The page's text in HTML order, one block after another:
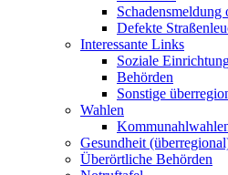
Schadensmeldung
Defekte
Interessante Links
Soziale
Behörden
Sonstige
Wahlen
Gesundheit
Überörtliche Behörden